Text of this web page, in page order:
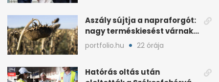
Aszály sújtja a napraforgót:
nagy terméskiesést várnak
a gazdák
portfolio.hu 22 órája
Hatórás oltás után